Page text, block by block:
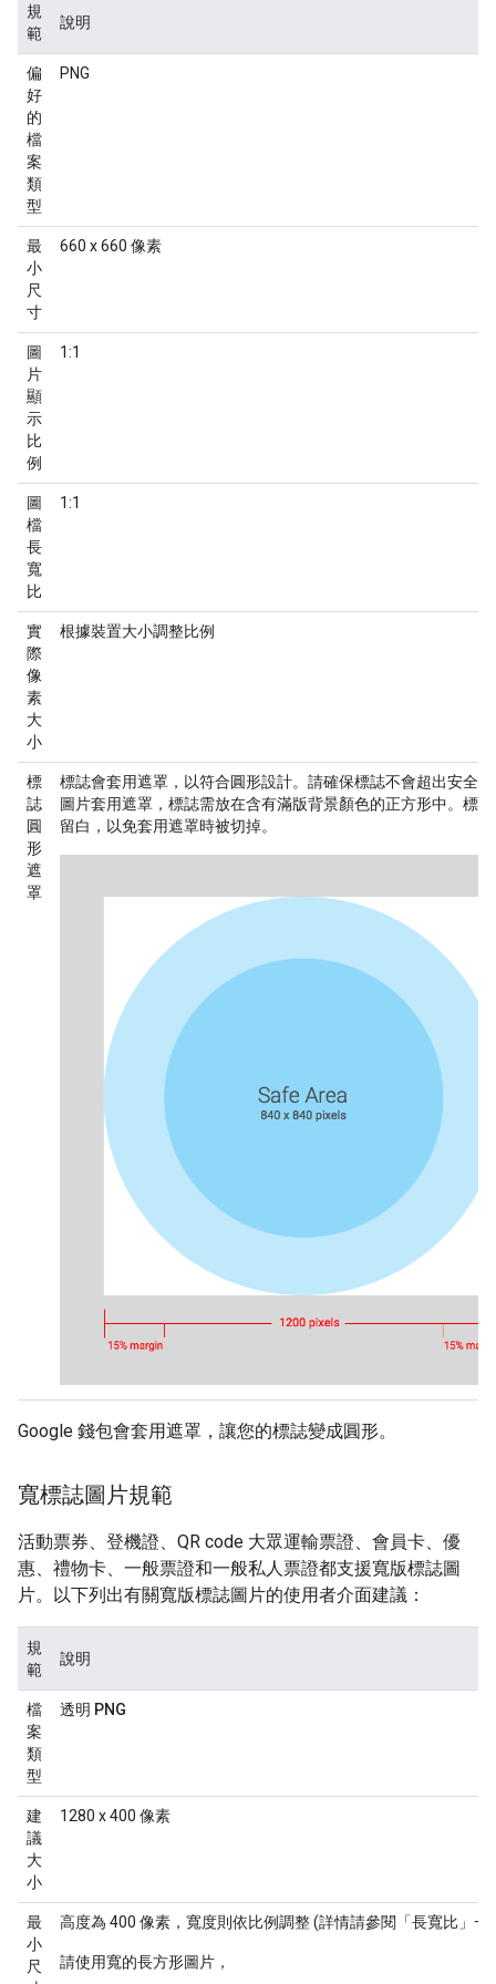
規
範
說明
偏
好
的
檔
案
類
型
PNG
最
小
尺
寸
660 x 660 像素
圖
片
顯
示
比
例
1:1
圖
檔
長
寬
比
1:1
實
際
像
素
大
小
根據裝置大小調整比例
標
誌
圓
形
遮
罩
標誌會套用遮罩，以符合圓形設計。請確保標誌不會超出安全
圖片套用遮罩，標誌需放在含有滿版背景顏色的正方形中。標
留白，以免套用遮罩時被切掉。
Google 錢包會套用遮罩，讓您的標誌變成圓形。
寬標誌圖片規範
活動票券、登機證、QR code 大眾運輸票證、會員卡、優
惠、禮物卡、一般票證和一般私人票證都支援寬版標誌圖
片。以下列出有關寬版標誌圖片的使用者介面建議：
規
範
說明
檔
案
類
型
透明 PNG
建
議
大
小
1280 x 400 像素
最
小
尺
高度為 400 像素，寬度則依比例調整 (詳情請參閱「長寬比」一
請使用寬的長方形圖片，